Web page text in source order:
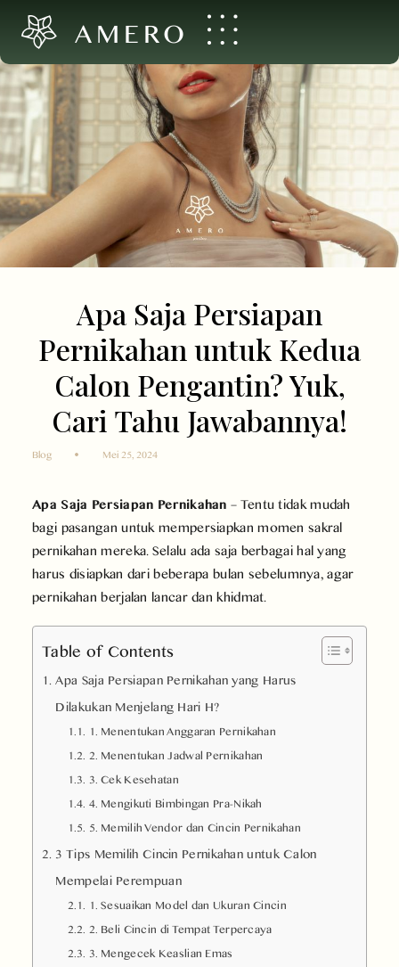
AMERO
Apa Saja Persiapan
Pernikahan untuk Kedua
Calon Pengantin? Yuk,
Cari Tahu Jawabannya!
Blog Mei 25, 2024
Apa Saja Persiapan Pernikahan – Tentu tidak mudah
bagi pasangan untuk mempersiapkan momen sakral
pernikahan mereka. Selalu ada saja berbagai hal yang
harus disiapkan dari beberapa bulan sebelumnya, agar
pernikahan berjalan lancar dan khidmat.
Table of Contents
Apa Saja Persiapan Pernikahan yang Harus
Dilakukan Menjelang Hari H?
1. Menentukan Anggaran Pernikahan
2. Menentukan Jadwal Pernikahan
3. Cek Kesehatan
4. Mengikuti Bimbingan Pra-Nikah
5. Memilih Vendor dan Cincin Pernikahan
3 Tips Memilih Cincin Pernikahan untuk Calon
Mempelai Perempuan
1. Sesuaikan Model dan Ukuran Cincin
2. Beli Cincin di Tempat Terpercaya
3. Mengecek Keaslian Emas